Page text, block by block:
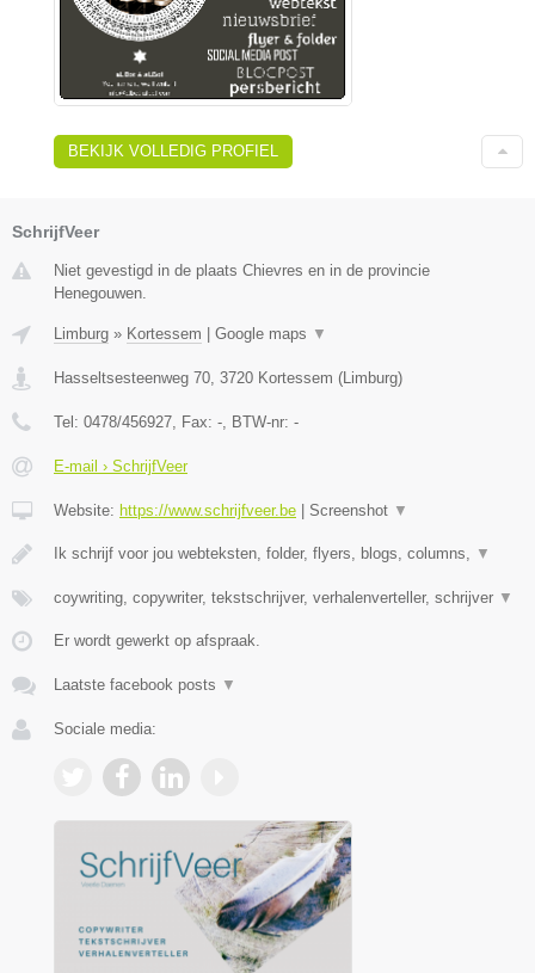
BEKIJK VOLLEDIG PROFIEL
SchrijfVeer
Niet gevestigd in de plaats Chievres en in de provincie
Henegouwen.
Limburg » Kortessem Google maps ▼
Hasseltsesteenweg 70, 3720 Kortessem (Limburg)
Tel: 0478/456927, Fax: -, BTW-nr: -
E-mail › SchrijfVeer
Website: https://www.schrijfveer.be Screenshot ▼
Ik schrijf voor jou webteksten, folder, flyers, blogs, columns, ▼
coywriting, copywriter, tekstschrijver, verhalenverteller, schrijver ▼
Er wordt gewerkt op afspraak.
Laatste facebook posts ▼
Sociale media: